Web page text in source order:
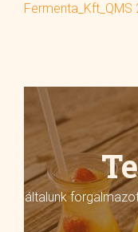
Fermenta_Kft_QMS
általunk